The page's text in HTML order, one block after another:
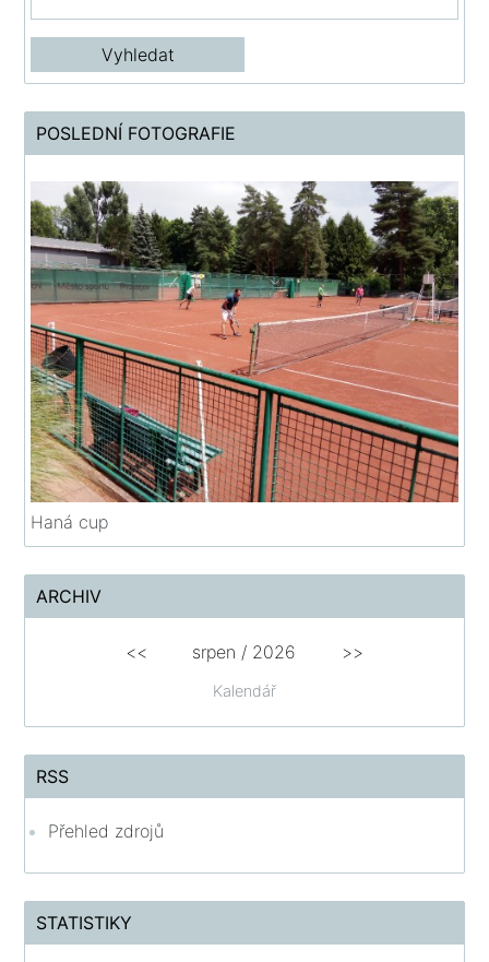
POSLEDNÍ FOTOGRAFIE
Haná cup
ARCHIV
Kalendář
<< srpen / 2026 >>
RSS
Přehled zdrojů
STATISTIKY